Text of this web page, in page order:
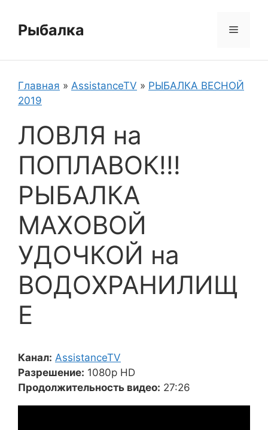
содержимому
Рыбалка Меню
Главная » AssistanceTV » РЫБАЛКА ВЕСНОЙ
2019
ЛОВЛЯ на
ПОПЛАВОК!!!
РЫБАЛКА
МАХОВОЙ
УДОЧКОЙ на
ВОДОХРАНИЛИЩ
Е
Канал: AssistanceTV
Разрешение: 1080p HD
Продолжительность видео: 27:26